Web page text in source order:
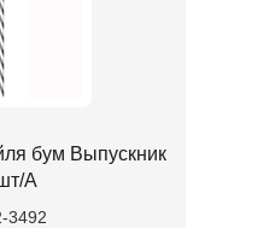
бум Выпускник
A
3492